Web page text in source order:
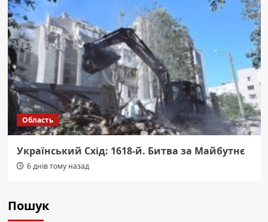
Область
Український Схід: 1618-й. Битва за Майбутнє
6 днів тому назад
Пошук